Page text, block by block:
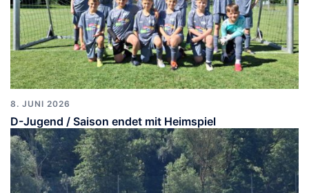
8. JUNI 2026
D-Jugend / Saison endet mit Heimspiel